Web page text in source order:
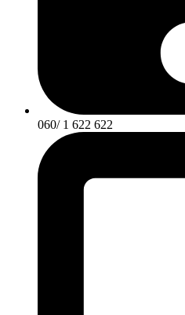
060/ 1 622 622